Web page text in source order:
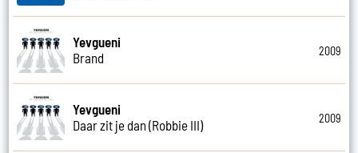
Yevgueni
Brand
2009
Yevgueni
Daar zit je dan (Robbie III)
2009